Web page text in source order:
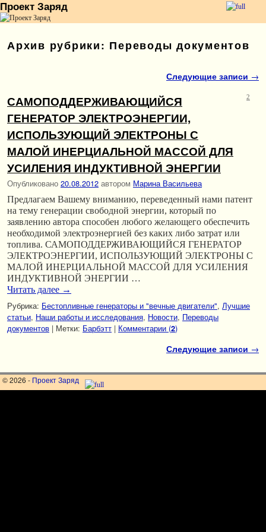
Проект Заряд
Архив рубрики: Переводы документов
Следующие записи →
САМОПОДДЕРЖИВАЮЩИЙСЯ
ГЕНЕРАТОР ЭЛЕКТРОЭНЕРГИИ,
ИСПОЛЬЗУЮЩИЙ ЭЛЕКТРОНЫ С
МАЛОЙ ИНЕРЦИАЛЬНОЙ МАССОЙ ДЛЯ
УСИЛЕНИЯ ИНДУКТИВНОЙ ЭНЕРГИИ
Опубликовано 20.08.2012 автором Марина Васильева
2
Предлагаем Вашему вниманию, переведенный нами патент
на тему генерации свободной энергии, который по
заявлению автора способен любого желающего обеспечить
необходимой электроэнергией без каких либо затрат или
топлива. САМОПОДДЕРЖИВАЮЩИЙСЯ ГЕНЕРАТОР
ЭЛЕКТРОЭНЕРГИИ, ИСПОЛЬЗУЮЩИЙ ЭЛЕКТРОНЫ С
МАЛОЙ ИНЕРЦИАЛЬНОЙ МАССОЙ ДЛЯ УСИЛЕНИЯ
ИНДУКТИВНОЙ ЭНЕРГИИ …
Читать далее →
Рубрика: Бестопливные генераторы и "вечные двигатели", Лучшие
статьи, Наши работы и исследования, Новости, Переводы
документов | Метки: Барбэтт | Комментарии (2)
Следующие записи →
© 2026 - Проект Заряд